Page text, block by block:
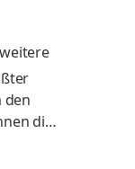
den
die